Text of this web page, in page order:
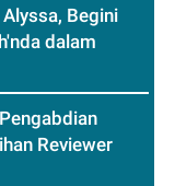
Begini
dalam
Reviewer